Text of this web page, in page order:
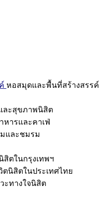
หอสมุดและพื้นที่สร้างสรรค์
ละสุขภาพนิสิต
หารและคาเฟ่
และชมรม
สิตในกรุงเทพฯ
ตนิสิตในประเทศไทย
ะทางใจนิสิต